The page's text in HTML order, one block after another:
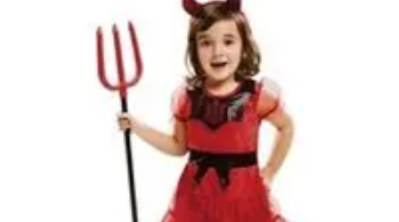
Idées de Déguisements DIY et Astuces DIY et
Idées de déguisements
Déguisements Frayeurs